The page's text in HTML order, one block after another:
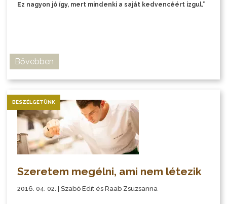
Ez nagyon jó így, mert mindenki a saját kedvencéért izgul.”
Bővebben
BESZÉLGETÜNK
Szeretem megélni, ami nem létezik
2016. 04. 02. | Szabó Edit és Raab Zsuzsanna